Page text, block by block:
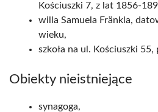
Kościuszki 7, z lat 1856-
willa Samuela Fränkla,
wieku,
szkoła na ul. Kościuszki
Obiekty nieistniejące
synagoga,